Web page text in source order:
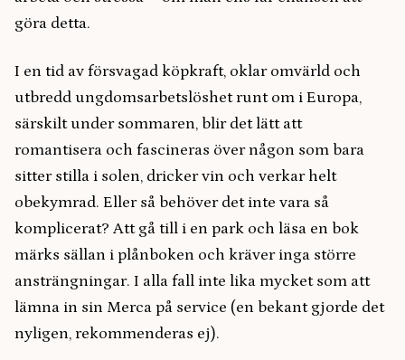
göra detta.
I en tid av försvagad köpkraft, oklar omvärld och
utbredd ungdomsarbetslöshet runt om i Europa,
särskilt under sommaren, blir det lätt att
romantisera och fascineras över någon som bara
sitter stilla i solen, dricker vin och verkar helt
obekymrad. Eller så behöver det inte vara så
komplicerat? Att gå till i en park och läsa en bok
märks sällan i plånboken och kräver inga större
ansträngningar. I alla fall inte lika mycket som att
lämna in sin Merca på service (en bekant gjorde det
nyligen, rekommenderas ej).